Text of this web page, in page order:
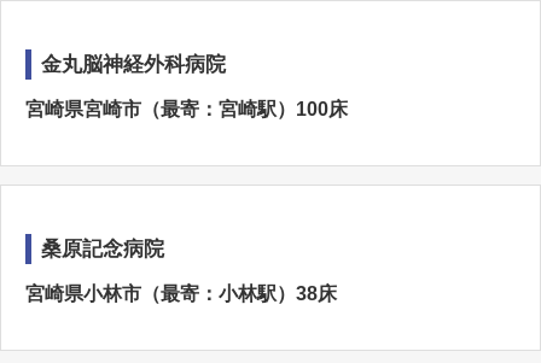
金丸脳神経外科病院
宮崎県宮崎市（最寄：宮崎駅）100床
桑原記念病院
宮崎県小林市（最寄：小林駅）38床